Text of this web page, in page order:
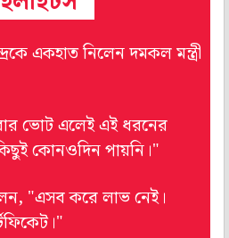
একহাত নিলেন দমকল মন্ত্রী
ভোট এলেই এই ধরনের
কোনওদিন পায়নি।"
"এসব করে লাভ নেই।